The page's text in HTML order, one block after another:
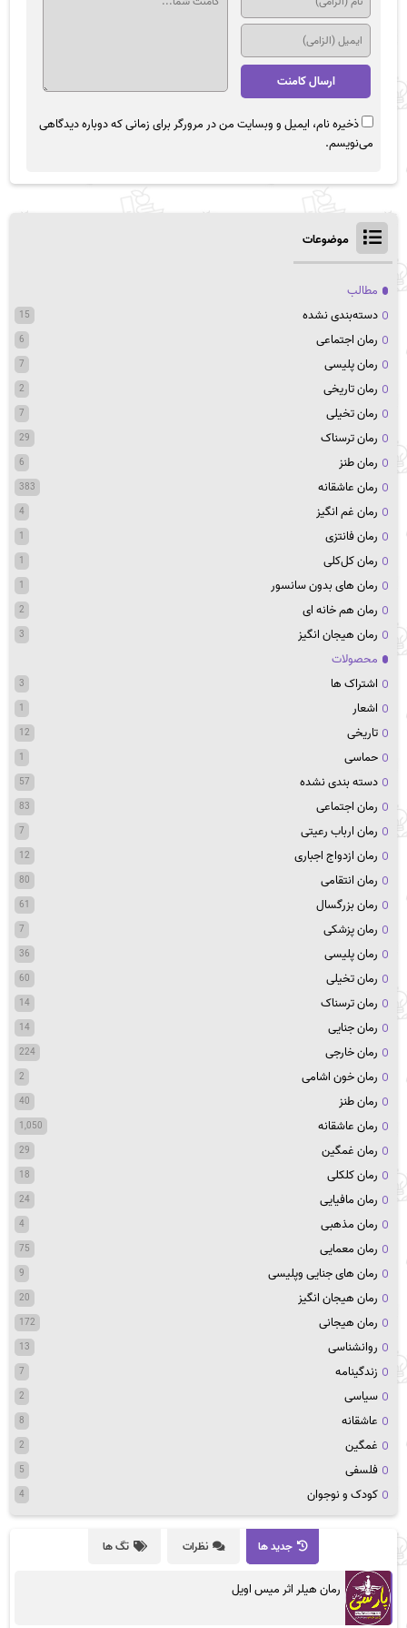
ذخیره نام، ایمیل و وبسایت من در مرورگر برای زمانی که دوباره دیدگاهی
می‌نویسم.
موضوعات
مطالب
دسته‌بندی نشده
15
رمان اجتماعی 6
رمان پلیسی 7
رمان تاریخی 2
رمان تخیلی 7
رمان ترسناک 29
رمان طنز 6
رمان عاشقانه 383
رمان غم انگیز 4
رمان فانتزی 1
رمان کل‌کلی 1
رمان های بدون سانسور 1
رمان هم خانه ای 2
رمان هیجان انگیز 3
محصولات
اشتراک ها
3
اشعار 1
تاریخی 12
حماسی 1
دسته بندی نشده 57
رمان اجتماعی 83
رمان ارباب رعیتی 7
رمان ازدواج اجباری 12
رمان انتقامی 80
رمان بزرگسال 61
رمان پزشکی 7
رمان پلیسی 36
رمان تخیلی 60
رمان ترسناک 14
رمان جنایی 14
رمان خارجی 224
رمان خون اشامی 2
رمان طنز 40
رمان عاشقانه 1,050
رمان غمگین 29
رمان کلکلی 18
رمان مافیایی 24
رمان مذهبی 4
رمان معمایی 75
رمان های جنایی وپلیسی 9
رمان هیجان انگیز 20
رمان هیجانی 172
روانشناسی 13
زندگینامه 7
سیاسی 2
عاشقانه 8
غمگین 2
فلسفی 5
کودک و نوجوان 4
جدید ها نظرات تگ ها
رمان هیلر اثر میس اویل